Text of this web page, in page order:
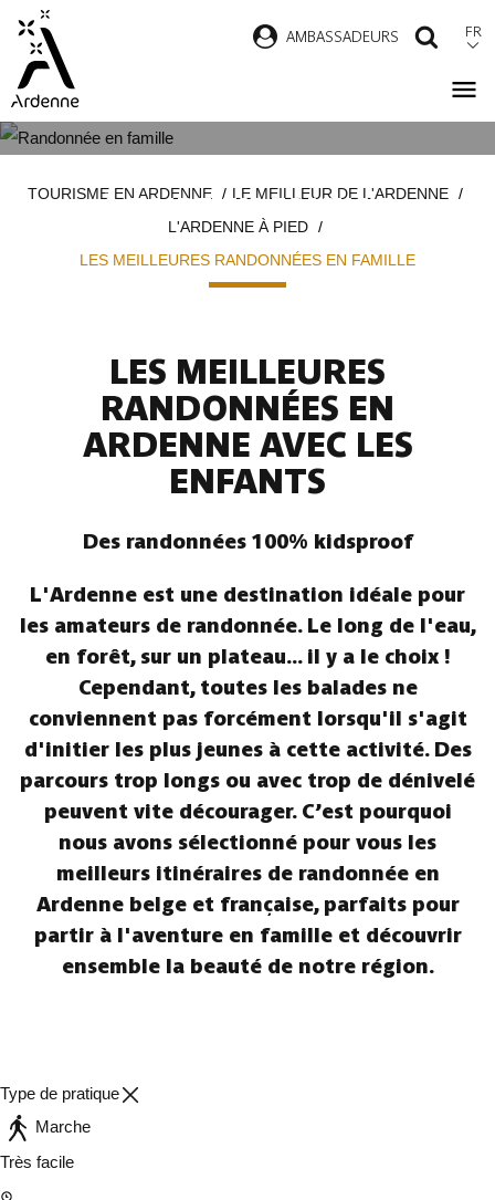
contenu
principal
AMBASSADEURS FR
À FAIRE EN FAMILLE
d'ArianeTOURISME EN ARDENNE
LE MEILLEUR DE L'ARDENNE
L'ARDENNE À PIED
LES MEILLEURES RANDONNÉES EN FAMILLE
LES MEILLEURES
RANDONNÉES EN
ARDENNE AVEC LES
ENFANTS
Des randonnées 100% kidsproof
L'Ardenne est une destination idéale pour
les amateurs de randonnée. Le long de l'eau,
en forêt, sur un plateau... il y a le choix !
Cependant, toutes les balades ne
conviennent pas forcément lorsqu'il s'agit
d'initier les plus jeunes à cette activité. Des
parcours trop longs ou avec trop de dénivelé
peuvent vite décourager. C’est pourquoi
nous avons sélectionné pour vous les
meilleurs itinéraires de randonnée en
Ardenne belge et française, parfaits pour
partir à l'aventure en famille et découvrir
ensemble la beauté de notre région.
Type de pratique
Marche
Très facile